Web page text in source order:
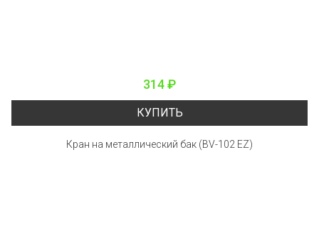
314 ₽
КУПИТЬ
Кран на металлический бак (BV-102 EZ)